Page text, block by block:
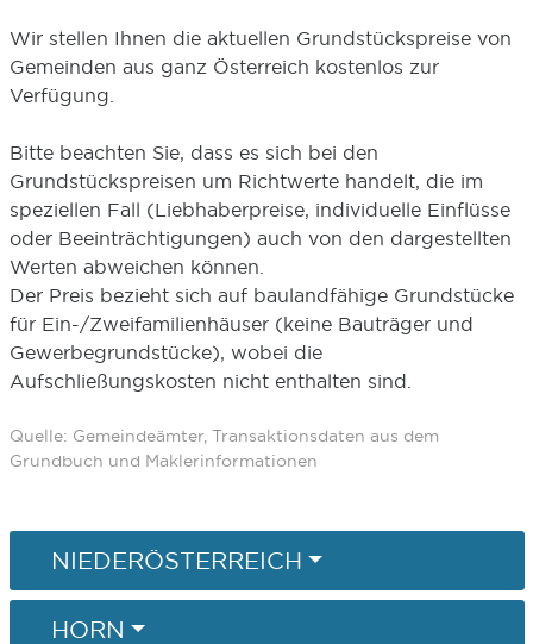
Wir stellen Ihnen die aktuellen Grundstückspreise von
Gemeinden aus ganz Österreich kostenlos zur
Verfügung.
Bitte beachten Sie, dass es sich bei den
Grundstückspreisen um Richtwerte handelt, die im
speziellen Fall (Liebhaberpreise, individuelle Einflüsse
oder Beeinträchtigungen) auch von den dargestellten
Werten abweichen können.
Der Preis bezieht sich auf baulandfähige Grundstücke
für Ein-/Zweifamilienhäuser (keine Bauträger und
Gewerbegrundstücke), wobei die
Aufschließungskosten nicht enthalten sind.
Quelle: Gemeindeämter, Transaktionsdaten aus dem
Grundbuch und Maklerinformationen
NIEDERÖSTERREICH
HORN